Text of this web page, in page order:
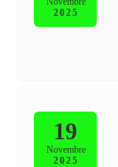
2025
19
Novembre
2025